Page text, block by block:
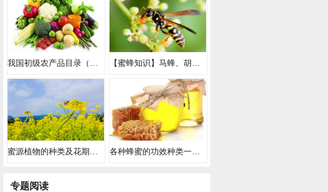
我国初级农产品目录（初级农产品包括的范围） 【蜜蜂知识】马蜂、胡蜂、黄蜂和蜜蜂有什么区别？
蜜源植物的种类及花期大全（十九种主要蜜源植物分布及花期） 各种蜂蜜的功效种类一览表（40种不同种类蜂蜜的作用与功效介绍）
专题阅读